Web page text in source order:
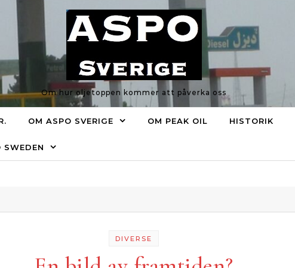
Om hur oljetoppen kommer att påverka oss
OM ASPO SVERIGE OM PEAK OIL HISTORIK
DIVERSE